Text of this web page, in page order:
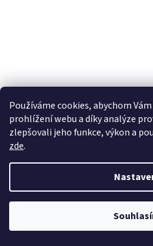
Používáme cookies, abychom
prohlížení webu a díky analýze
zlepšovali jeho funkce, výkon a
zde.